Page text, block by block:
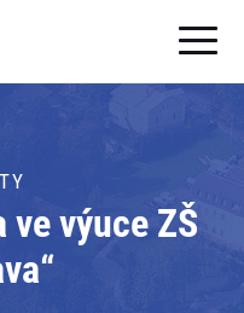
výuce ZŠ